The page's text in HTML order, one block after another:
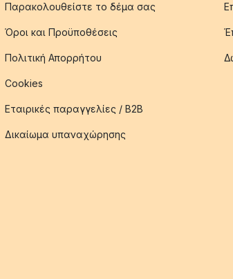
Παρακολουθείστε το δέμα σας
Όροι και Προϋποθέσεις
Πολιτική Απορρήτου
Cookies
Εταιρικές παραγγελίες / B2B
Δικαίωμα υπαναχώρησης